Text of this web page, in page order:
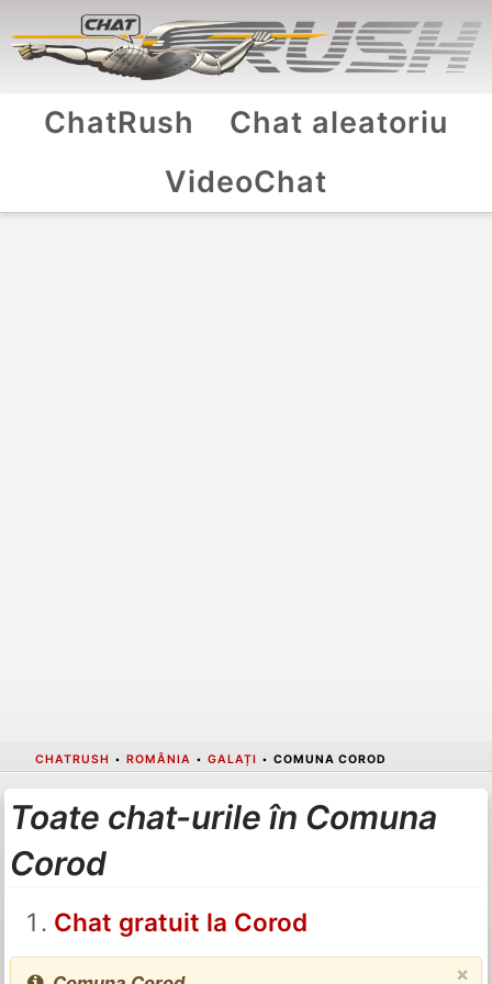
ChatRush
Chat aleatoriu
VideoChat
CHATRUSH • ROMÂNIA • GALAȚI • COMUNA COROD
Toate chat-urile în Comuna
Corod
Chat gratuit la Corod
×